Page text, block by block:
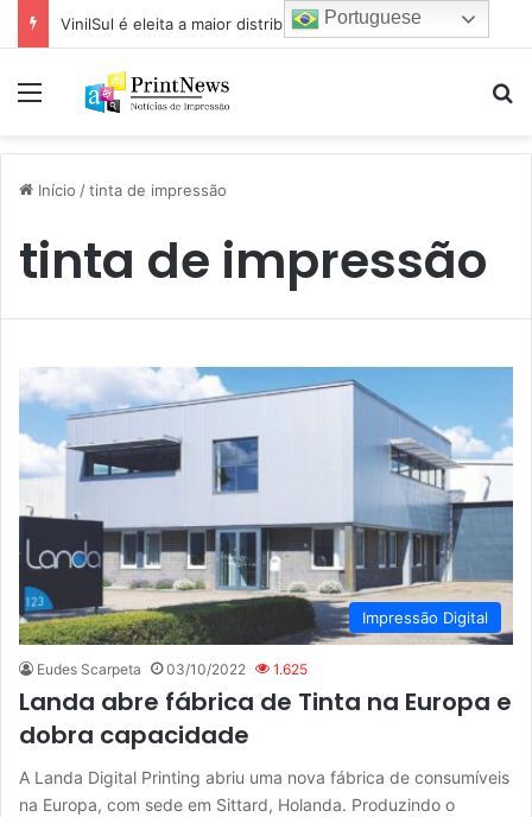
Menu
Início /tinta de impressão
tinta de impressão
Impressão Digital
Eudes Scarpeta 03/10/2022 1.625
Landa abre fábrica de Tinta na Europa e
dobra capacidade
A Landa Digital Printing abriu uma nova fábrica de consumíveis
na Europa, com sede em Sittard, Holanda. Produzindo o
Portuguese